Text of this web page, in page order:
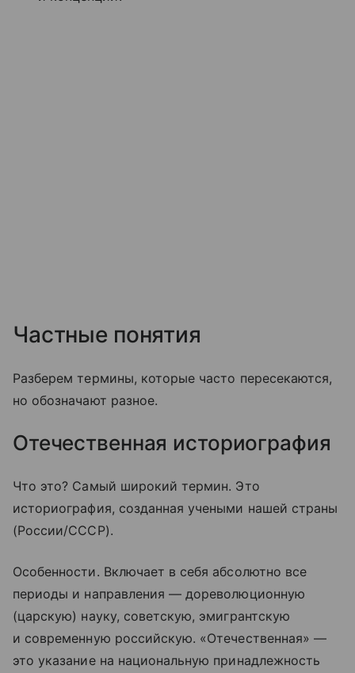
Частные понятия
Разберем термины, которые часто пересекаются,
но обозначают разное.
Отечественная историография
Что это? Самый широкий термин. Это
историография, созданная учеными нашей страны
(России/СССР).
Особенности. Включает в себя абсолютно все
периоды и направления — дореволюционную
(царскую) науку, советскую, эмигрантскую
и современную российскую. «Отечественная» —
это указание на национальную принадлежность